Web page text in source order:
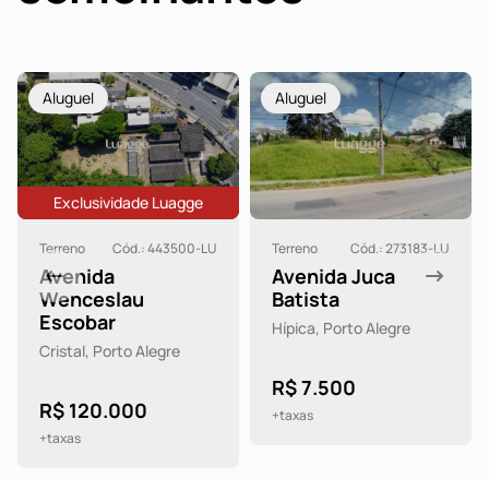
Aluguel
Exclusividade Luagge
Terreno Cód.: 443500-LU
Avenida
Wenceslau
Escobar
Cristal, Porto Alegre
R$ 120.000
+taxas
Aluguel
Terreno Cód.: 273183-LU
Avenida Juca
Batista
Hípica, Porto Alegre
R$ 7.500
+taxas